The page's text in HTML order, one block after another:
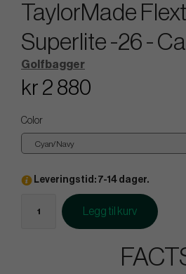
TaylorMade
Superlite -26 -
Golfbagger
kr 2 880
Color
Leveringstid: 7-14 dager.
Legg til kurv